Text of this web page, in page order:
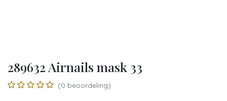
289632 Airnails mask 33
(0 beoordeling)